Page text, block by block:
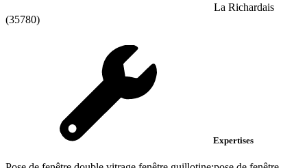
La Richardais
(35780)
Expertises